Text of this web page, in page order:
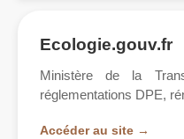
Ecologie.gouv.fr
Ministère de la
réglementations DPE,
Accéder au site →